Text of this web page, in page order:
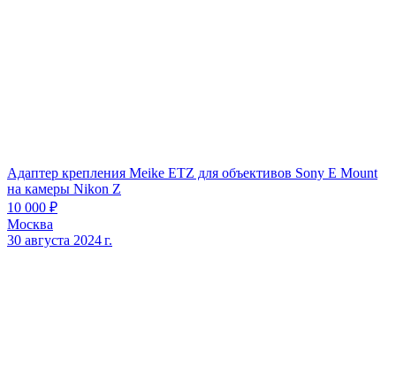
Адаптер крепления Meike ETZ для объективов Sony E Mount
на камеры Nikon Z
10 000 ₽
Москва
30 августа 2024 г.